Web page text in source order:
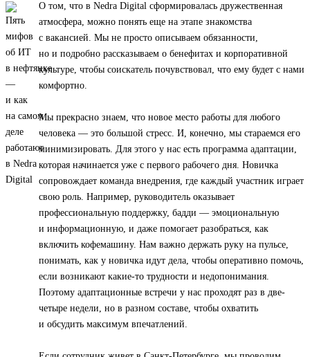
О том, что в Nedra Digital сформировалась дружественная
атмосфера, можно понять еще на этапе знакомства
с вакансией. Мы не просто описываем обязанности,
но и подробно рассказываем о бенефитах и корпоративной
культуре, чтобы соискатель почувствовал, что ему будет с нами
комфортно.
Мы прекрасно знаем, что новое место работы для любого
человека — это большой стресс. И, конечно, мы стараемся его
минимизировать. Для этого у нас есть программа адаптации,
которая начинается уже с первого рабочего дня. Новичка
сопровождает команда внедрения, где каждый участник играет
свою роль. Например, руководитель оказывает
профессиональную поддержку, бадди — эмоциональную
и информационную, и даже помогает разобраться, как
включить кофемашину. Нам важно держать руку на пульсе,
понимать, как у новичка идут дела, чтобы оперативно помочь,
если возникают какие-то трудности и недопонимания.
Поэтому адаптационные встречи у нас проходят раз в две-
четыре недели, но в разном составе, чтобы охватить
и обсудить максимум впечатлений.